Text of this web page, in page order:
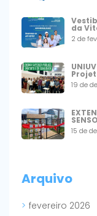
da
2 de
19 de
15 de
Arquivo
fevereiro 2026